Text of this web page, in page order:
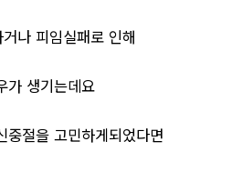
나 피임실패로 인해
가 생기는데요
중절을 고민하게되었다면